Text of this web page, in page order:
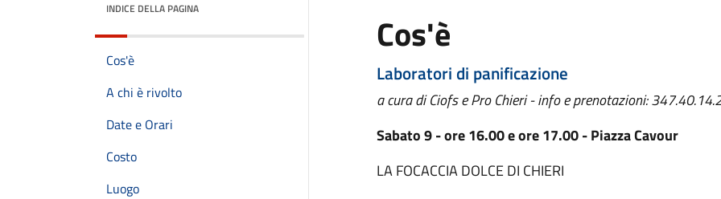
INDICE DELLA PAGINA
Cos'è
A chi è rivolto
Date e Orari
Costo
Luogo
Cos'è
Laboratori di panificazione
a cura di Ciofs e Pro Chieri - info e prenotazioni:
Sabato 9 - ore 16.00 e ore 17.00 - Piazza Cavour
LA FOCACCIA DOLCE DI CHIERI